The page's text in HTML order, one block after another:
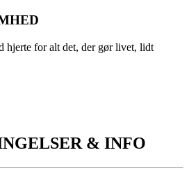
hjerte for alt det, der gør livet, lidt
& INFO